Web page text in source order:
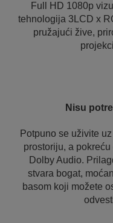
Full HD 1080p
tehnologija 3LCD x
pružajući žive,
Nisu
Potpuno se uživite
prostoriju, a
Dolby Audio.
stvara bogat,
basom koji možete